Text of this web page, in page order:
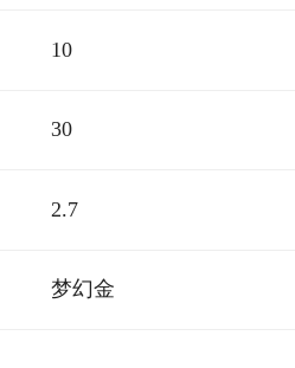
10
30
2.7
梦幻金